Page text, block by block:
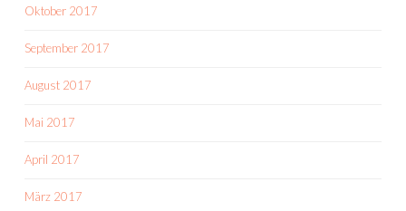
Oktober 2017
September 2017
August 2017
Mai 2017
April 2017
März 2017